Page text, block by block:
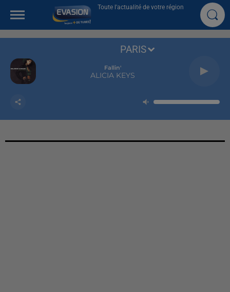
Toute l'actualité de votre région
Fallin'
ALICIA KEYS
PARIS